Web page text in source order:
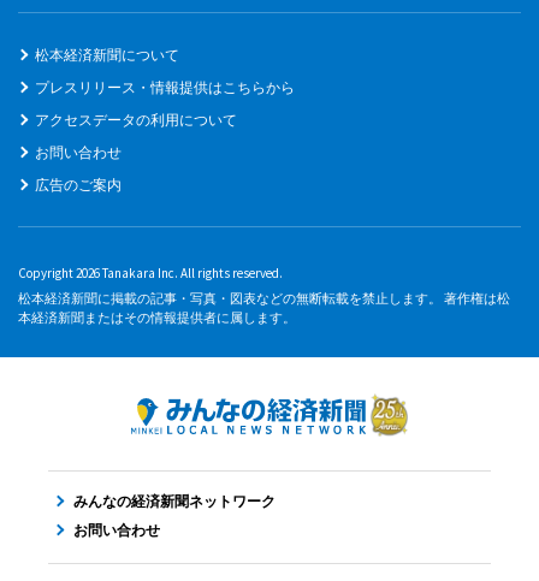
松本経済新聞について
プレスリリース・情報提供はこちらから
アクセスデータの利用について
お問い合わせ
広告のご案内
Copyright 2026 Tanakara Inc. All rights reserved.
松本経済新聞に掲載の記事・写真・図表などの無断転載を禁止します。 著作権は松
本経済新聞またはその情報提供者に属します。
みんなの経済新聞ネットワーク
お問い合わせ